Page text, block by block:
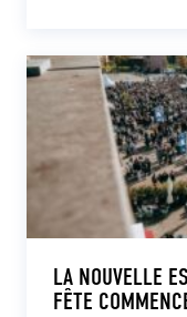
LA NOUVELLE
FÊTE